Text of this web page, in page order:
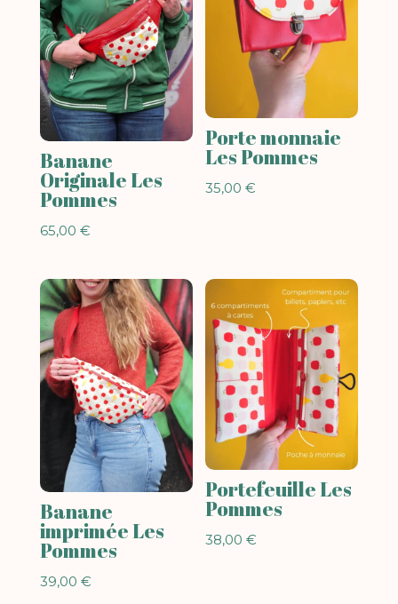
Banane
Originale Les
Pommes
65,00 €
Porte monnaie
Les Pommes
35,00€
Banane
imprimée Les
Pommes
39,00 €
Portefeuille Les
Pommes
38,00€